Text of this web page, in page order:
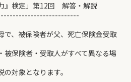
』検定」第12回 解答・解説
で、被保険者が父、死亡保険金受取
被保険者・受取人がすべて異なる場
対象となります。